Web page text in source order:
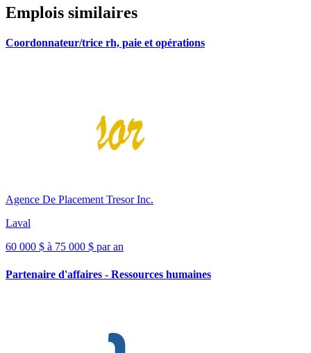
Emplois similaires
Coordonnateur/trice rh, paie et opérations
Agence De Placement Tresor Inc.
Laval
60 000 $ à 75 000 $ par an
Partenaire d'affaires - Ressources humaines